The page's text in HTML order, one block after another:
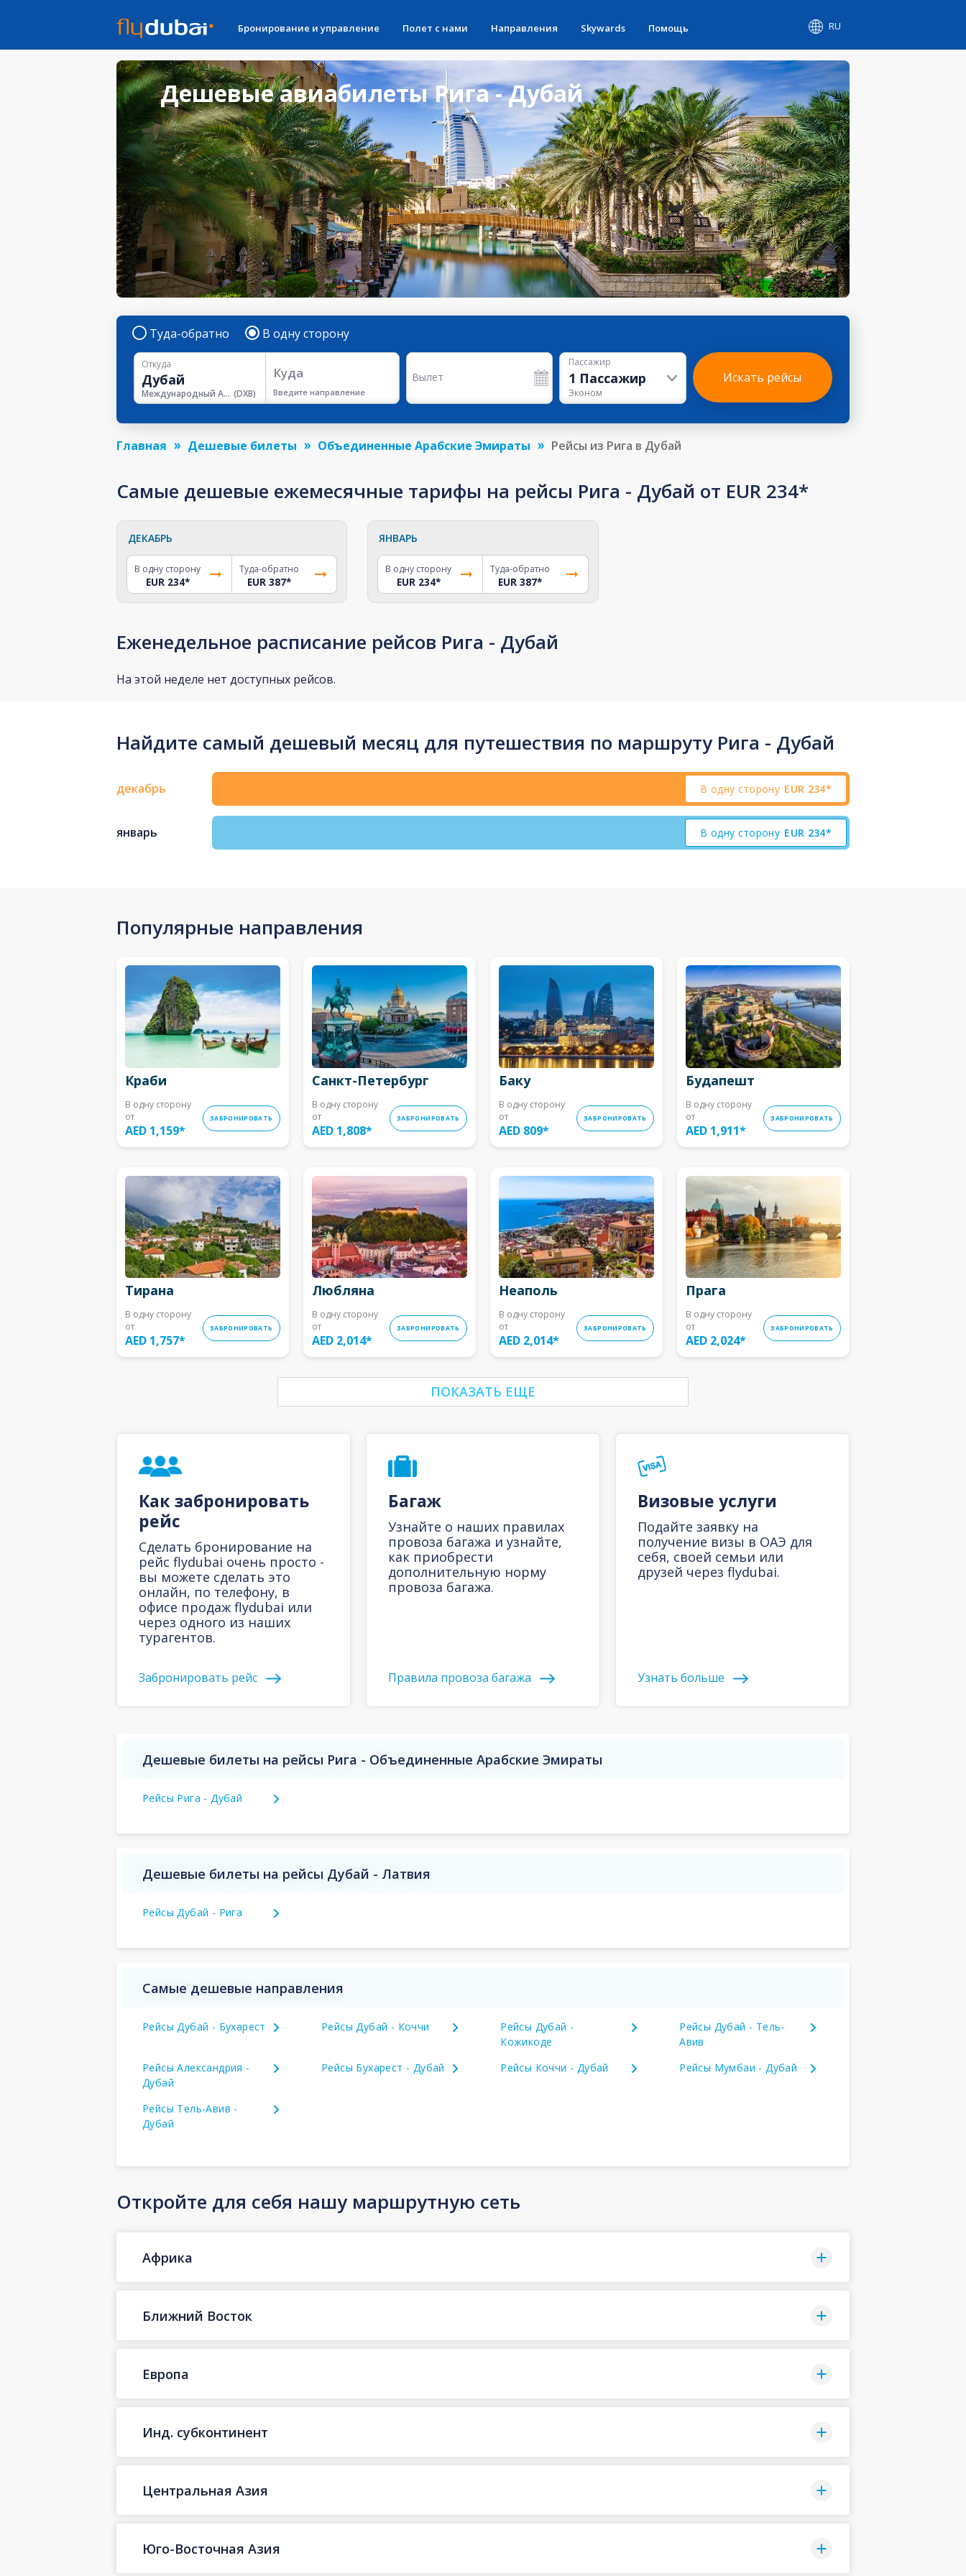
Бронирование и управление Полет с нами Направления Skywards Помощь RU
Дешевые авиабилеты Рига - Дубай
Туда-обратно В одну сторону
Откуда
Международный Аэропорт Дубая (DXB)
Куда
Введите направление
Вылет
Пассажир
1 Пассажир
Эконом
Искать рейсы
Главная Дешевые билеты Объединенные Арабские Эмираты Рейсы из Рига в Дубай
Самые дешевые ежемесячные тарифы на рейсы Рига - Дубай от EUR 234*
ДЕКАБРЬ
В одну сторону
EUR 234*
Туда-обратно
EUR 387*
ЯНВАРЬ
В одну сторону
EUR 234*
Туда-обратно
EUR 387*
Еженедельное расписание рейсов Рига - Дубай
На этой неделе нет доступных рейсов.
Найдите самый дешевый месяц для путешествия по маршруту Рига - Дубай
декабрь В одну сторону EUR 234*
январь В одну сторону EUR 234*
Популярные направления
Краби
В одну сторону
от
AED 1,159*
ЗАБРОНИРОВАТЬ
Санкт-Петербург
В одну сторону
от
AED 1,808*
ЗАБРОНИРОВАТЬ
Баку
В одну сторону
от
AED 809*
ЗАБРОНИРОВАТЬ
Будапешт
В одну сторону
от
AED 1,911*
ЗАБРОНИРОВАТЬ
Тирана
В одну сторону
от
AED 1,757*
ЗАБРОНИРОВАТЬ
Любляна
В одну сторону
от
AED 2,014*
ЗАБРОНИРОВАТЬ
Неаполь
В одну сторону
от
AED 2,014*
ЗАБРОНИРОВАТЬ
Прага
В одну сторону
от
AED 2,024*
ЗАБРОНИРОВАТЬ
ПОКАЗАТЬ ЕЩЕ
Как забронировать
рейс
Сделать бронирование на
рейс flydubai очень просто -
вы можете сделать это
онлайн, по телефону, в
офисе продаж flydubai или
через одного из наших
турагентов.
Забронировать рейс
Багаж
Узнайте о наших правилах
провоза багажа и узнайте,
как приобрести
дополнительную норму
провоза багажа.
Правила провоза багажа
Визовые услуги
Подайте заявку на
получение визы в ОАЭ для
себя, своей семьи или
друзей через flydubai.
Узнать больше
Дешевые билеты на рейсы Рига - Объединенные Арабские Эмираты
Рейсы Рига - Дубай
Дешевые билеты на рейсы Дубай - Латвия
Рейсы Дубай - Рига
Самые дешевые направления
Рейсы Дубай - Бухарест Рейсы Дубай - Коччи
Рейсы Дубай -
Кожикоде
Рейсы Дубай - Тель-
Авив
Рейсы Александрия -
Дубай
Рейсы Бухарест - Дубай Рейсы Коччи - Дубай Рейсы Мумбаи - Дубай
Рейсы Тель-Авив -
Дубай
Откройте для себя нашу маршрутную сеть
Африка
Ближний Восток
Европа
Инд. субконтинент
Центральная Азия
Юго-Восточная Азия